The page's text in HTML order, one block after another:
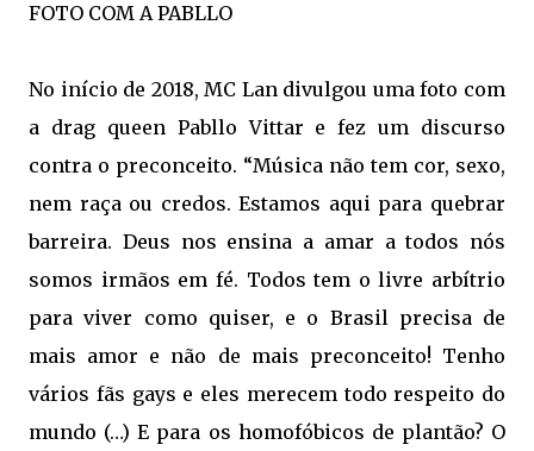
FOTO COM A PABLLO
No início de 2018, MC Lan divulgou uma foto com
a drag queen Pabllo Vittar e fez um discurso
contra o preconceito. “Música não tem cor, sexo,
nem raça ou credos. Estamos aqui para quebrar
barreira. Deus nos ensina a amar a todos nós
somos irmãos em fé. Todos tem o livre arbítrio
para viver como quiser, e o Brasil precisa de
mais amor e não de mais preconceito! Tenho
vários fãs gays e eles merecem todo respeito do
mundo (…) E para os homofóbicos de plantão? O